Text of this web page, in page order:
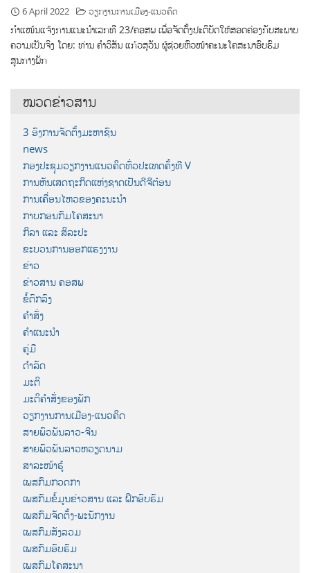
6 April 2022 ວຽກງານການເມືອງ-ແນວຄິດ
ກຳແໜ້ນແຈ້ງການແນະນຳເລກທີ 23/ຄອສພ ເພື່ອຈັດຕັ້ງປະຕິບັດໃຫ້ສອດຄ່ອງກັບສະພາບ
ຄວາມເປັນຈິງ ໂດຍ: ທ່ານ ຄຳວິສັນ ແກ້ວສຸວັນ ຜູ້ຊ່ວຍຫົວໜ້າຄະນະໂຄສະນາອົບຮົມ
ສູນກາງພັກ
ໝວດຂ່າວສານ
3 ອົງການຈັດຕັ້ງມະຫາຊົນ
news
ກອງປະຊຸມວຽກງານແນວຄິດທົ່ວປະເທດຄັ້ງທີ V
ການຫັນເສດຖະກິດແຫ່ງຊາດເປັນດີຈີຕ໋ອນ
ການເຄື່ອນໄຫວຂອງຄະນະນຳ
ກາບກອນກົມໂຄສະນາ
ກິລາ ແລະ ສິລະປະ
ຂະບວນການອອກແຮງງານ
ຂ່າວ
ຂ່າວສານ ຄອສພ
ຂໍ້ຕົກລົງ
ຄຳສັ່ງ
ຄຳແນະນຳ
ຄູ່ມື
ດຳລັດ
ມະຕິ
ມະຕິຄຳສັ່ງຂອງພັກ
ວຽກງານການເມືອງ-ແນວຄິດ
ສາຍພົວພັນລາວ-ຈີນ
ສາຍພົວພັນລາວຫວຽດນາມ
ສາລະໜ້າຮູ້
ເພສກົມກວດກາ
ເພສກົມຂໍ້ມູນຂ່າວສານ ແລະ ຝຶກອົບຮົມ
ເພສກົມຈັດຕັ້ງ-ພະນັກງານ
ເພສກົມສັງລວມ
ເພສກົມອົບຮົມ
ເພສກົມໂຄສະນາ